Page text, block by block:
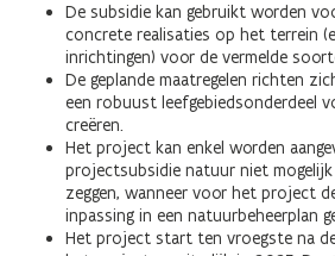
De subsidie kan gebruikt worden
concrete realisaties op het terrein
inrichtingen) voor de vermelde
De geplande maatregelen richten
een robuust leefgebiedsonderdeel
creëren.
Het project kan enkel worden
projectsubsidie natuur niet
zeggen, wanneer voor het project
inpassing in een natuurbeheerplan
Het project start ten vroegste na